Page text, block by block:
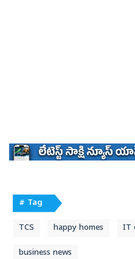
# Tag
TCS happy homes IT
business news